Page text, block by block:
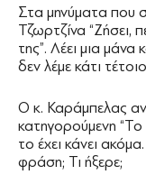
Στα μηνύματα που
Τζωρτζίνα “Ζήσει,
της”. Λέει μια μάνα
δεν λέμε κάτι
Ο κ. Καράμπελας
κατηγορούμενη
το έχει κάνει
φράση; Τι ήξερε;